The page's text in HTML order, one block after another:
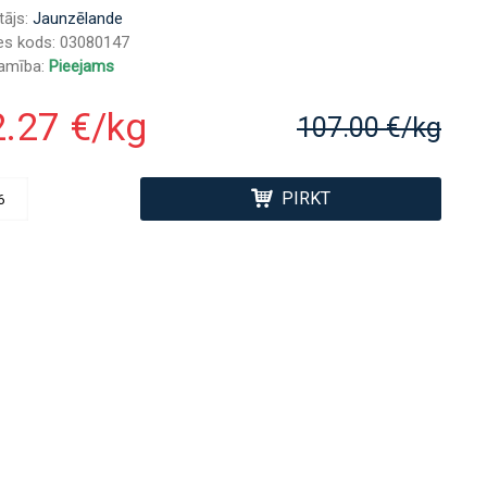
Jaunzēlande
kods: 03080147
Pieejams
€/kg 107.00 €/kg
PIRKT